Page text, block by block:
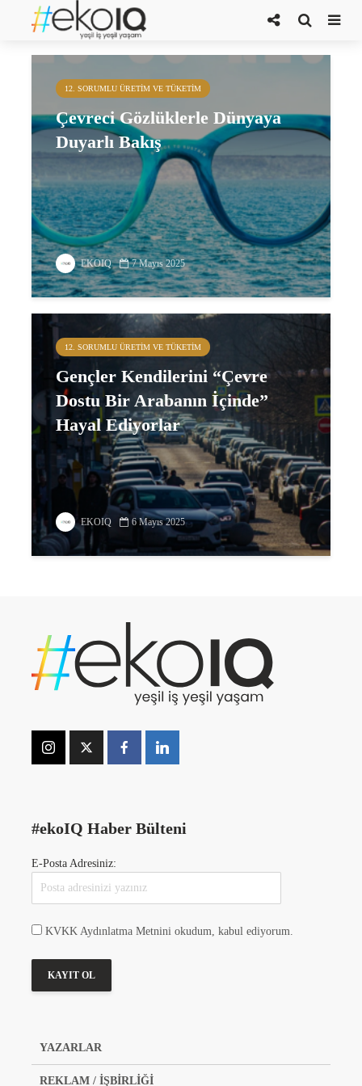
çevre dostu markalar
12. SORUMLU ÜRETIM VE TÜKETIM
Çevreci Gözlüklerle Dünyaya
Duyarlı Bakış
EKOIQ 7 Mayıs 2025
12. SORUMLU ÜRETIM VE TÜKETIM
Gençler Kendilerini “Çevre
Dostu Bir Arabanın İçinde”
Hayal Ediyorlar
EKOIQ 6 Mayıs 2025
#ekoIQ Haber Bülteni
E-Posta Adresiniz:
KVKK Aydınlatma Metnini okudum, kabul ediyorum.
YAZARLAR
REKLAM / İŞBİRLİĞİ